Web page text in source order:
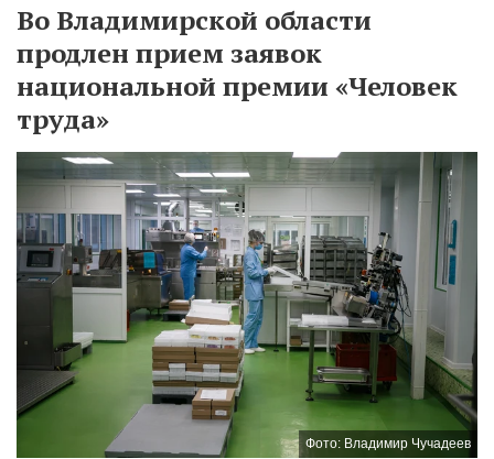
Во Владимирской области
продлен прием заявок
национальной премии «Человек
труда»
Фото: Владимир Чучадеев